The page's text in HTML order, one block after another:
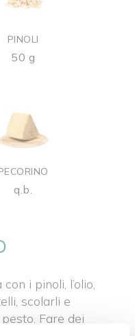
PINOLI
50 g
q.b.
i pinoli, l’olio,
scolarli e
Fare dei